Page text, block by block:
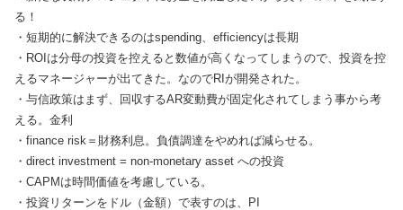
る！
・短期的に解決できるのはspending、efficiencyは長期
・ROIは分母の投資を控えると数値が高くなってしまうので、投資を控
えるマネージャーが出てきた。なのでRIが開発された。
・与信政策はまず、回収するAR変動費が固定化されてしまう事から考
える。金利
・finance risk＝財務利息。負債調達をやめれば減らせる。
・direct investment = non-monetary asset への投資
・CAPMは時間価値を考慮している。
・投資リターンをドル（金額）で表すのは、PI